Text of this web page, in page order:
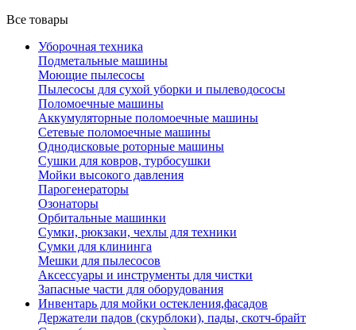
Все товары
Уборочная техника
Подметальные машины
Моющие пылесосы
Пылесосы для сухой уборки и пылеводососы
Поломоечные машины
Аккумуляторные поломоечные машины
Сетевые поломоечные машины
Однодисковые роторные машины
Сушки для ковров, турбосушки
Мойки высокого давления
Парогенераторы
Озонаторы
Орбитальные машинки
Сумки, рюкзаки, чехлы для техники
Сумки для клининга
Мешки для пылесосов
Аксессуары и инструменты для чистки
Запасные части для оборудования
Инвентарь для мойки остекления,фасадов
Держатели падов (скурблоки), пады, скотч-брайт